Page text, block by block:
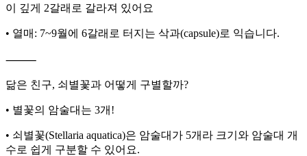
이 깊게 2갈래로 갈라져 있어요
• 열매: 7~9월에 6갈래로 터지는 삭과(capsule)로 익습니다.
⸻
닮은 친구, 쇠별꽃과 어떻게 구별할까?
• 별꽃의 암술대는 3개!
• 쇠별꽃(Stellaria aquatica)은 암술대가 5개라 크기와 암술대 개
수로 쉽게 구분할 수 있어요.